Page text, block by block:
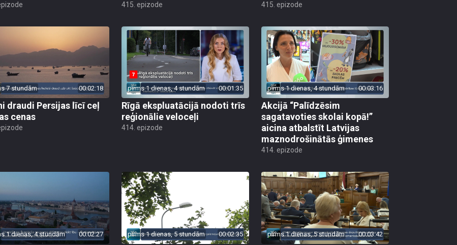
415. epizode 415. epizode
7 stundām 00:02:18
draudi Persijas līcī ceļ
cenas
pirms 1 dienas, 4 stundām 00:01:35
Rīgā ekspluatācijā nodoti trīs
reģionālie veloceļi
414. epizode
pirms 1 dienas, 4 stundām 00:03:16
Akcijā “Palīdzēsim
sagatavoties skolai kopā!”
aicina atbalstīt Latvijas
maznodrošinātās ģimenes
414. epizode
1 dienas, 4 stundām 00:02:27 pirms 1 dienas, 5 stundām 00:02:35 pirms 1 dienas, 5 stundām 00:03:42